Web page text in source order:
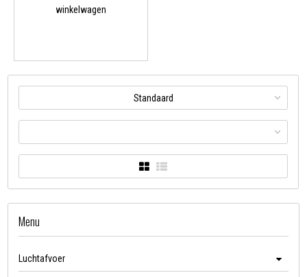
winkelwagen
Standaard
Menu
Luchtafvoer